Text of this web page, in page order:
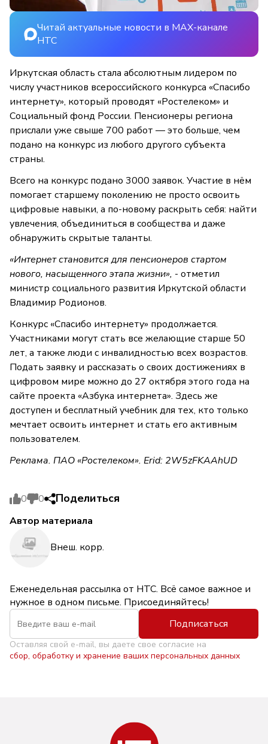
Читай актуальные новости в MAX-канале
НТС
Иркутская область стала абсолютным лидером по
числу участников всероссийского конкурса «Спасибо
интернету», который проводят «Ростелеком» и
Социальный фонд России. Пенсионеры региона
прислали уже свыше 700 работ — это больше, чем
подано на конкурс из любого другого субъекта
страны.
Всего на конкурс подано 3000 заявок. Участие в нём
помогает старшему поколению не просто освоить
цифровые навыки, а по-новому раскрыть себя: найти
увлечения, объединиться в сообщества и даже
обнаружить скрытые таланты.
«Интернет становится для пенсионеров стартом
нового, насыщенного этапа жизни», - отметил
министр социального развития Иркутской области
Владимир Родионов.
Конкурс «Спасибо интернету» продолжается.
Участниками могут стать все желающие старше 50
лет, а также люди с инвалидностью всех возрастов.
Подать заявку и рассказать о своих достижениях в
цифровом мире можно до 27 октября этого года на
сайте проекта «Азбука интернета». Здесь же
доступен и бесплатный учебник для тех, кто только
мечтает освоить интернет и стать его активным
пользователем.
Реклама. ПАО «Ростелеком». Erid: 2W5zFKAAhUD
0 0 Поделиться
Автор материала
Внеш. корр.
Еженедельная рассылка от НТС. Всё самое важное и
нужное в одном письме. Присоединяйтесь!
Подписаться
Оставляя свой e-mail, вы даете свое согласие на
сбор, обработку и хранение ваших персональных данных